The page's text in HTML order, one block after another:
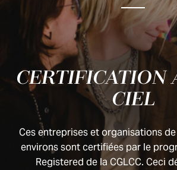
CERTIFICATION
CIEL
Ces entreprises et organisations
environs sont certifiées par le
Registered de la CGLCC. Ceci